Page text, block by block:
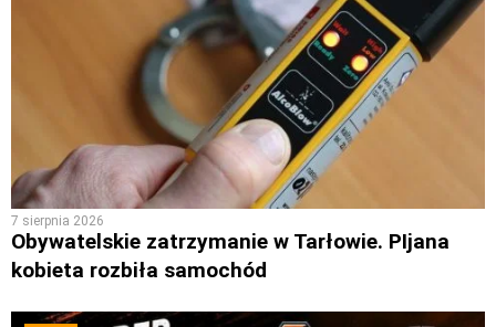
7 sierpnia 2026
Obywatelskie zatrzymanie w Tarłowie. PIjana
kobieta rozbiła samochód